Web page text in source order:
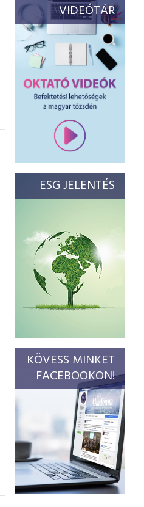
VIDEÓTÁR
ESG JELENTÉS
KÖVESS MINKET
FACEBOOKON!